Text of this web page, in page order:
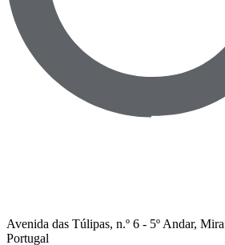
Avenida das Túlipas, n.º 6 - 5º Andar,
Portugal